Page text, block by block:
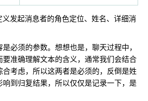
义发起消息者的角色定位、姓名、详细消
必须的参数。想想也是，聊天过程中，
要准确理解文本的含义，通常我们会结合
合考虑，所以这两者是必须的，反倒是姓
响到归复结果，所以仅仅是记录一下，是